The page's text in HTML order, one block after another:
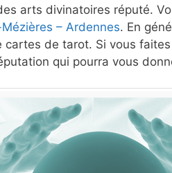
arts divinatoires réputé.
– Ardennes. En
de tarot. Si vous
qui pourra vous